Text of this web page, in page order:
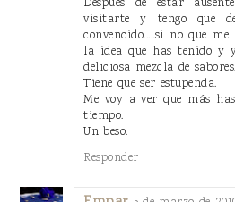
visitarte y tengo que
convencido.....si no que
la idea que has tenido y
deliciosa mezcla de sabores.
Tiene que ser estupenda.
Me voy a ver que más
tiempo.
Un beso.
Responder